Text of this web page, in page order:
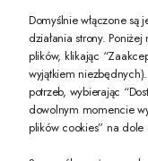
Twoje dane będą
Domyślnie włączone
działania strony.
plików, klikając
wyjątkiem
potrzeb, wybierając
dowolnym momencie
plików cookies” na dole